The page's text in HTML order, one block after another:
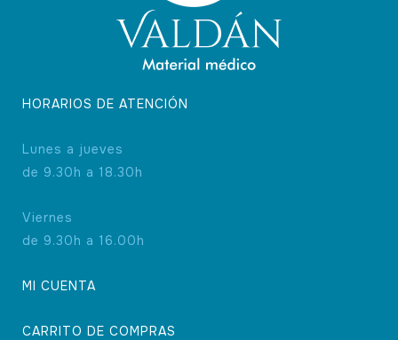
HORARIOS DE ATENCIÓN
Lunes a jueves
de 9.30h a 18.30h
Viernes
de 9.30h a 16.00h
MI CUENTA
CARRITO DE COMPRAS